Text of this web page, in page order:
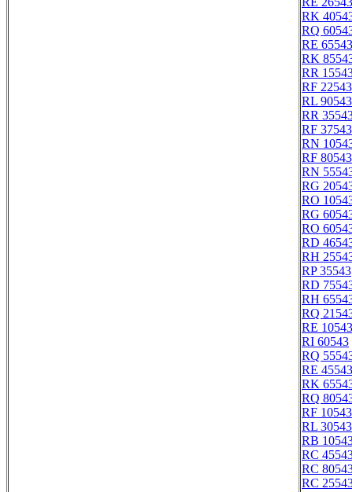
RK
RQ
RE 65543
RK
RR
RF 22543
RL 90543
RR
RF 37543
RN
RF 80543
RN
RG
RO
RG
RO
RD
RH
RP 35543
RD
RH
RQ
RE 10543
RI 60543
RQ
RE 45543
RK
RQ
RF 10543
RL 30543
RB
RC
RC
RC